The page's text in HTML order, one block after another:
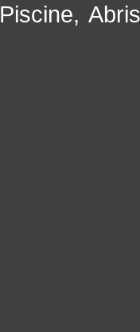
Piscine,